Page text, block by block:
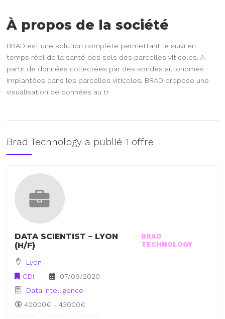
À propos de la société
BRAD est une solution complète permettant le suivi en
temps réel de la santé des sols des parcelles viticoles. A
partir de données collectées par des sondes autonomes
implantées dans les parcelles viticoles, BRAD propose une
visualisation de données au tr
Brad Technology a publié1 offre
DATA SCIENTIST – LYON
(H/F)
BRAD
TECHNOLOGY
Lyon
CDI
07/09/2020
Data intelligence
40000€ - 43000€